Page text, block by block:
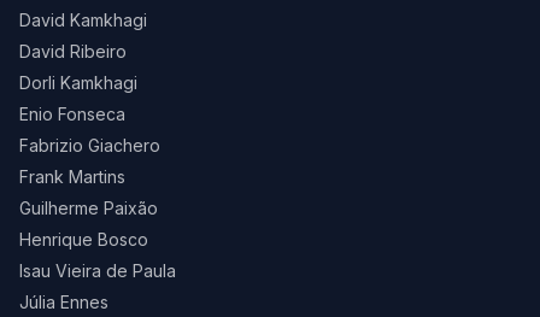
David Kamkhagi
David Ribeiro
Dorli Kamkhagi
Enio Fonseca
Fabrizio Giachero
Frank Martins
Guilherme Paixão
Henrique Bosco
Isau Vieira de Paula
Júlia Ennes